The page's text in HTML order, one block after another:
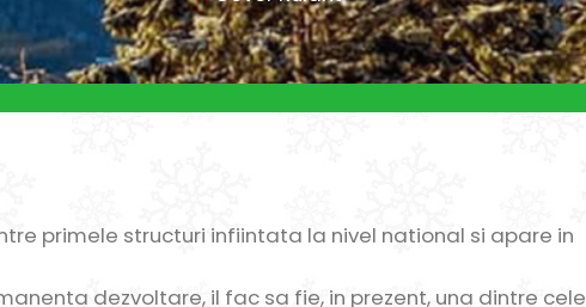
primele structuri infiintata la nivel national si apare in
dezvoltare, il fac sa fie, in prezent, una dintre cele